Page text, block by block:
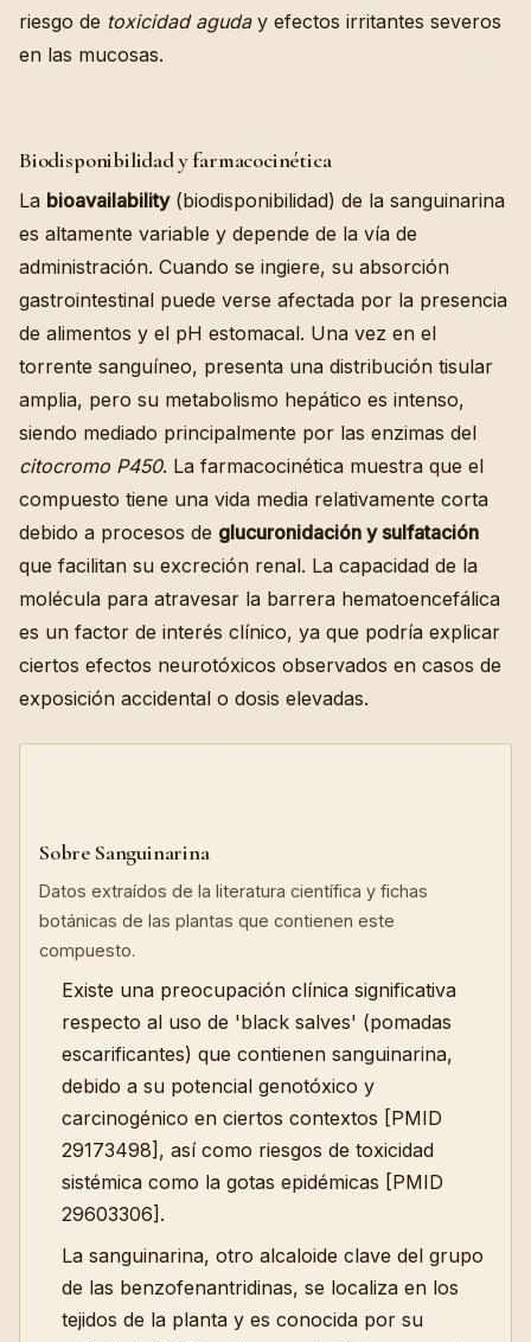
riesgo de toxicidad aguday efectos irritantes severos
en las mucosas.
Biodisponibilidad y farmacocinética
La bioavailability(biodisponibilidad) de la sanguinarina
es altamente variable y depende de la vía de
administración. Cuando se ingiere, su absorción
gastrointestinal puede verse afectada por la presencia
de alimentos y el pH estomacal. Una vez en el
torrente sanguíneo, presenta una distribución tisular
amplia, pero su metabolismo hepático es intenso,
siendo mediado principalmente por las enzimas del
citocromo P450. La farmacocinética muestra que el
compuesto tiene una vida media relativamente corta
debido a procesos de glucuronidación y sulfatación
que facilitan su excreción renal. La capacidad de la
molécula para atravesar la barrera hematoencefálica
es un factor de interés clínico, ya que podría explicar
ciertos efectos neurotóxicos observados en casos de
exposición accidental o dosis elevadas.
Sobre Sanguinarina
Datos extraídos de la literatura científica y fichas
botánicas de las plantas que contienen este
compuesto.
Existe una preocupación clínica significativa
respecto al uso de 'black salves' (pomadas
escarificantes) que contienen sanguinarina,
debido a su potencial genotóxico y
carcinogénico en ciertos contextos [PMID
29173498], así como riesgos de toxicidad
sistémica como la gotas epidémicas [PMID
29603306].
La sanguinarina, otro alcaloide clave del grupo
de las benzofenantridinas, se localiza en los
tejidos de la planta y es conocida por su